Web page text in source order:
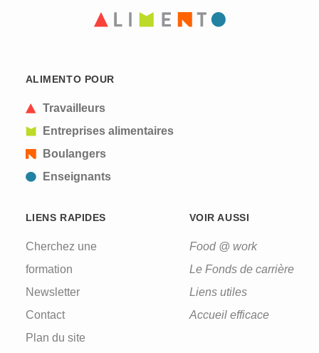
ALIMENTO POUR
Travailleurs
Entreprises alimentaires
Boulangers
Enseignants
LIENS RAPIDES
Cherchez une
formation
Newsletter
Contact
Plan du site
VOIR AUSSI
Food @ work
Le Fonds de carrière
Liens utiles
Accueil efficace